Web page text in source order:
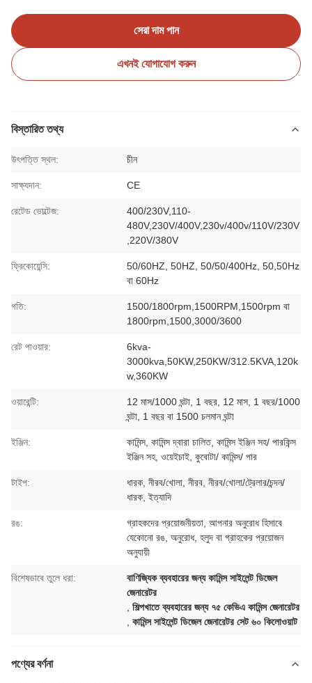
সেরা দাম পান
এখনই যোগাযোগ করুন
বিস্তারিত তথ্য
উৎপত্তি স্থল: চীন
সাক্ষ্যদান: CE
রেটেড ভোল্টেজ:
400/230V,110-
480V,230V/400V,230v/400v/110V/230V
,220V/380V
ফ্রিকোয়েন্সি:
50/60HZ, 50HZ, 50/50/400Hz, 50,50Hz
বা 60Hz
গতি:
1500/1800rpm,1500RPM,1500rpm বা
1800rpm,1500,3000/3600
রেট পাওয়ার:
6kva-
3000kva,50KW,250KW/312.5KVA,120k
w,360KW
ওয়ারেন্টি:
12 মাস/1000 ঘন্টা, 1 বছর, 12 মাস, 1 বছর/1000
ঘন্টা, 1 বছর বা 1500 চলমান ঘন্টা
ইঞ্জিন:
কামিন্স, কামিন্স দ্বারা চালিত, কামিন্স ইঞ্জিন সহ/ পারকিন্স
ইঞ্জিন সহ, ওয়েইচাই, কুবোটা/ কামিন্স/ পার
টাইপ:
ধারক, নীরব/খোলা, নীরব, নীরব/খোলা/ট্রেলার/চন্দন/
ধারক, ইত্যাদি
রঙ:
গ্রাহকদের প্রয়োজনীয়তা, আপনার অনুরোধ হিসাবে
যেকোনো রঙ, অনুরোধ, হলুদ বা গ্রাহকের প্রয়োজন
অনুযায়ী
বিশেষভাবে তুলে ধরা:
বাণিজ্যিক ব্যবহারের জন্য কামিন্স সাইলেন্ট ডিজেল
জেনারেটর
,শিল্পখাতে ব্যবহারের জন্য ৭৫ কেভিএ কামিন্স জেনারেটর
,কামিন্স সাইলেন্ট ডিজেল জেনারেটর সেট ৬০ কিলোওয়াট
পণ্যের বর্ণনা